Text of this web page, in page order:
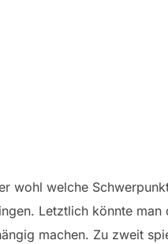
wohl welche
Letztlich könnte
machen. Zu zweit